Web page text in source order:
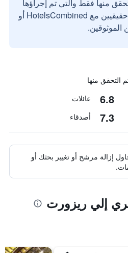
منها فقط والتي تم إجراؤها
بواسطة مستخدمين حقيقيين مع HotelsCombined أو
الموثوقين.
6.8 عائلات
7.3 أصدقاء
إزالة مرشح أو تغيير بحثك أو
إلي ريزورت